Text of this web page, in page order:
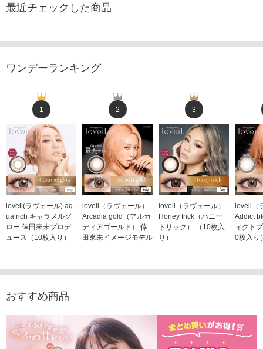
最近チェックした商品
ワンデーランキング
1
loveil(ラヴェール) aq
ua rich キャラメルグ
ロー 倖田來未プロデ
ュース（10枚入り）
2
loveil（ラヴェール）
Arcadia gold（アルカ
ディアゴールド） 倖
田來未イメージモデル
3
loveil（ラヴェール）
Honey trick（ハニー
トリック） （10枚入
り）
loveil（
Addict
ィクト
0枚入り
おすすめ商品